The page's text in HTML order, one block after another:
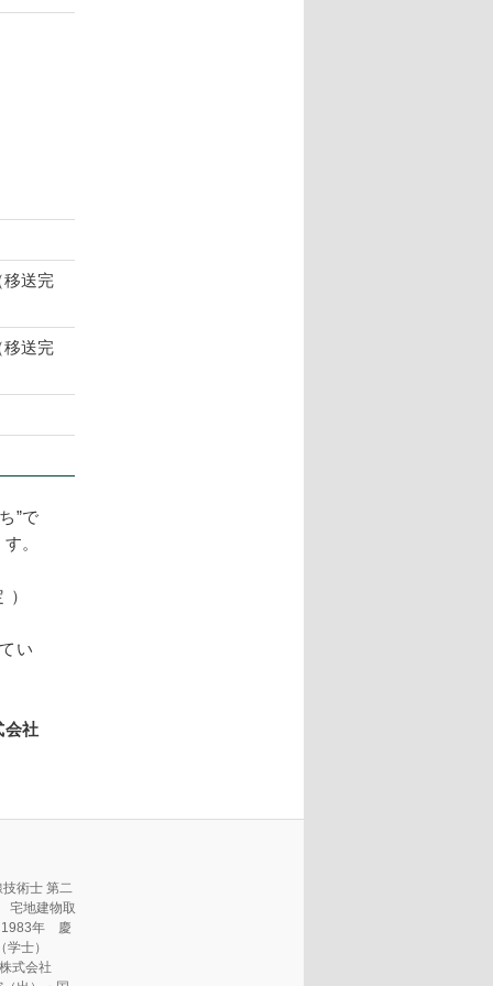
送完
送完
”で
す。
い
会社
術士 第二
宅地建物取
1983年 慶
士）
式会社